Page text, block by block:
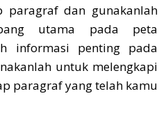
paragraf dan gunakanlah
utama pada peta
informasi penting pada
untuk melengkapi
paragraf yang telah kamu